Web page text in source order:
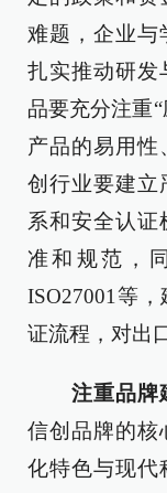
难题，企业与
扎实推动研发
品要充分注重
产品的易用性
创行业要建立
系和安全认证
准和规范，
ISO27001等
证流程，对出
注重品牌
信创品牌的核
化特色与现代